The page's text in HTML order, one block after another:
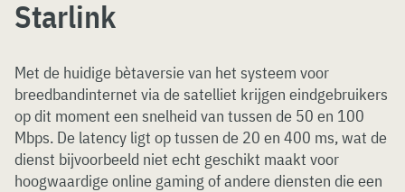
Starlink
Met de huidige bètaversie van het systeem voor
breedbandinternet via de satelliet krijgen eindgebruikers
op dit moment een snelheid van tussen de 50 en 100
Mbps. De latency ligt op tussen de 20 en 400 ms, wat de
dienst bijvoorbeeld niet echt geschikt maakt voor
hoogwaardige online gaming of andere diensten die een